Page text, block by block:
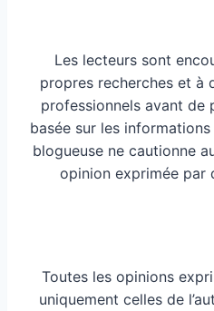
Les lecteurs sont
propres recherches et à
professionnels avant de
basée sur les
blogueuse ne cautionne
opinion exprimée par
Toutes les opinions
uniquement celles de